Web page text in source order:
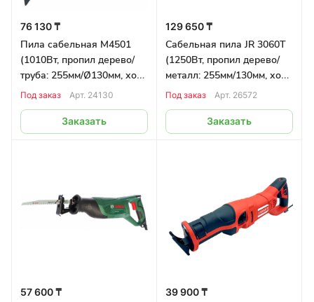
76 130 ₸
Пила сабельная M4501
(1010Вт, пропил дерево/
труба: 255мм/Ø130мм, ход
28мм, 3,2кг) MAKITA MT
Под заказ Арт. 24130
Заказать
129 650 ₸
Сабельная пила JR 3060T
(1250Вт, пропил дерево/
металл: 255мм/130мм, ход
32мм, кейс) MAKITA
Под заказ Арт. 26572
Заказать
57 600 ₸ 39 900 ₸